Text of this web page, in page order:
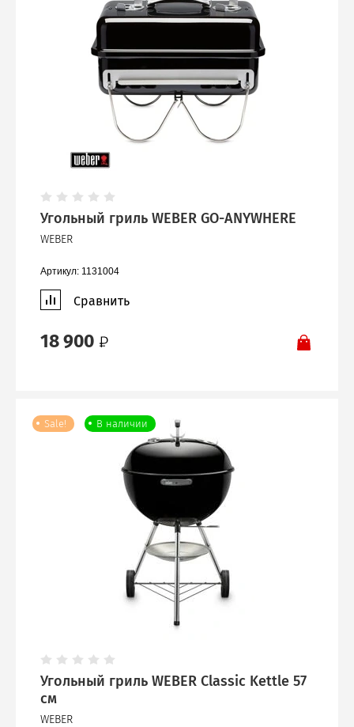
Угольный гриль WEBER GO-ANYWHERE
WEBER
Артикул: 1131004
Сравнить
18 900
Sale! В наличии
Угольный гриль WEBER Classic Kettle 57
см
WEBER